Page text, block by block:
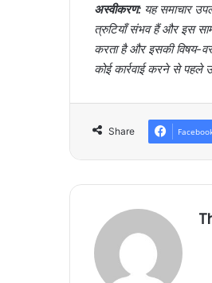
अस्वीकरण: यह समाचार
त्रुटियाँ संभव हैं और इस
करता है और इसकी विषय-
कोई कार्रवाई करने से
Share